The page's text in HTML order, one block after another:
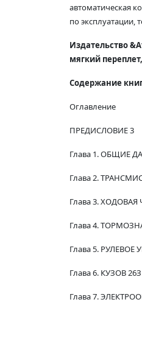
автоматическая
по эксплуатации,
Издательство
мягкий
Содержание
Оглавление
ПРЕДИСЛОВИЕ 3
Глава 1. ОБЩИЕ
Глава 2.
Глава 3. ХОДОВАЯ
Глава 4.
Глава 5. РУЛЕВОЕ
Глава 6. КУЗОВ 26З
Глава 7.